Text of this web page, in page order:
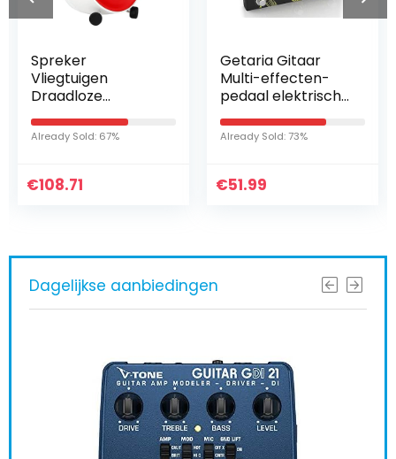
Spreker
Vliegtuigen
Draadloze
Bluetooth
Luidspreker Mini
Draagbare Fan
Universal Bass
Already Sold: 67%
€108.71
Getaria Gitaar
Multi-effecten-
pedaal elektrische
gitaar
gecombineerd
effecten-pedaal
overdrive
Already Sold: 73%
€51.99
Dagelijkse aanbiedingen